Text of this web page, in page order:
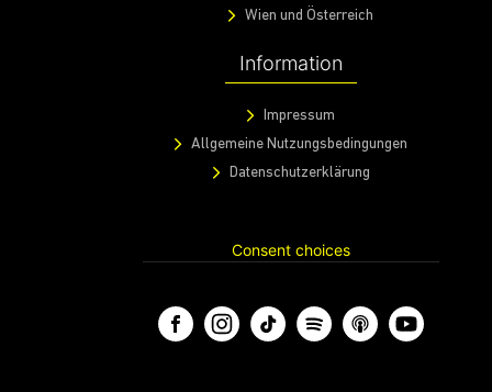
Wien und Österreich
Information
Impressum
Allgemeine Nutzungsbedingungen
Datenschutzerklärung
Consent choices